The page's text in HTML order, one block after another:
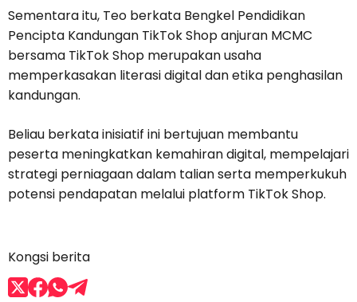
Sementara itu, Teo berkata Bengkel Pendidikan
Pencipta Kandungan TikTok Shop anjuran MCMC
bersama TikTok Shop merupakan usaha
memperkasakan literasi digital dan etika penghasilan
kandungan.
Beliau berkata inisiatif ini bertujuan membantu
peserta meningkatkan kemahiran digital, mempelajari
strategi perniagaan dalam talian serta memperkukuh
potensi pendapatan melalui platform TikTok Shop.
Kongsi berita